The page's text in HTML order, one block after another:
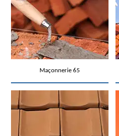
Maçonnerie 65